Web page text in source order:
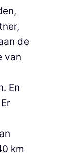
de
van
En
km